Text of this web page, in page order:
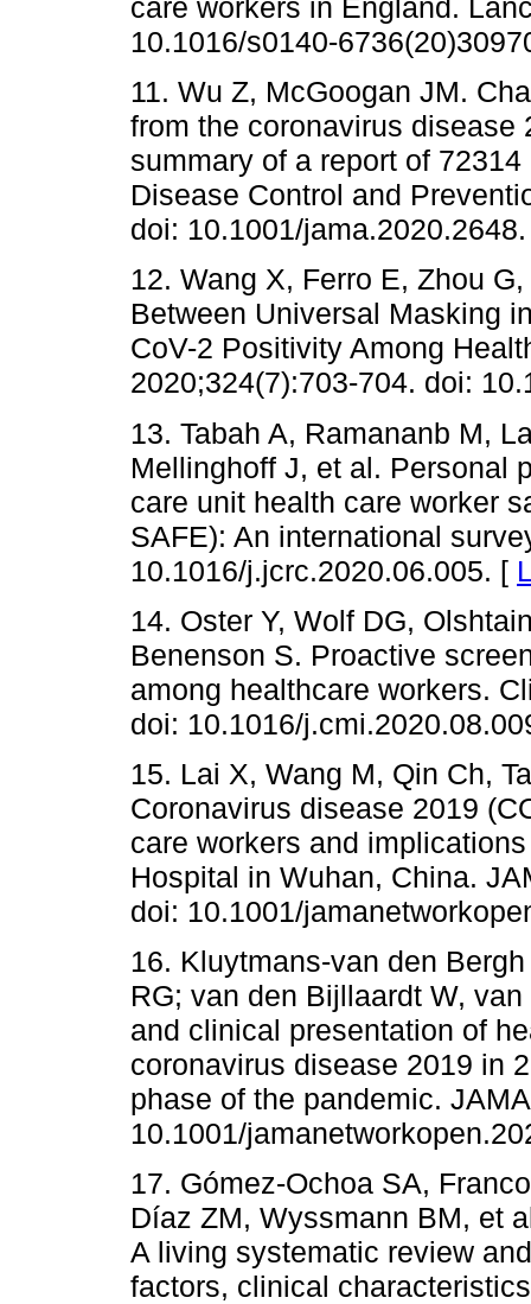
care workers in England.
10.1016/s0140-
11. Wu Z, McGoogan JM.
from the coronavirus disease
summary of a report of
Disease Control and
doi: 10.1001/
12. Wang X, Ferro E, Zhou
Between Universal Masking
CoV-2 Positivity Among
2020;324(7):703-704. doi:
13. Tabah A, Ramananb M,
Mellinghoff J, et al. Personal
care unit health care worker
SAFE): An international
10.1016/j.jcrc.2020.06.005. [
14. Oster Y, Wolf DG,
Benenson S. Proactive
among healthcare workers.
doi: 10.1016/
15. Lai X, Wang M, Qin Ch,
Coronavirus disease 2019
care workers and
Hospital in Wuhan, China.
doi: 10.1001/
16. Kluytmans-van den
RG; van den Bijllaardt W,
and clinical presentation of
coronavirus disease 2019 in
phase of the pandemic.
10.1001/
17. Gómez-Ochoa SA,
Díaz ZM, Wyssmann BM, et
A living systematic review
factors, clinical